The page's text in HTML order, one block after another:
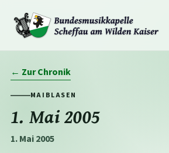
← Zur Chronik
MAIBLASEN
1. Mai 2005
1. Mai 2005